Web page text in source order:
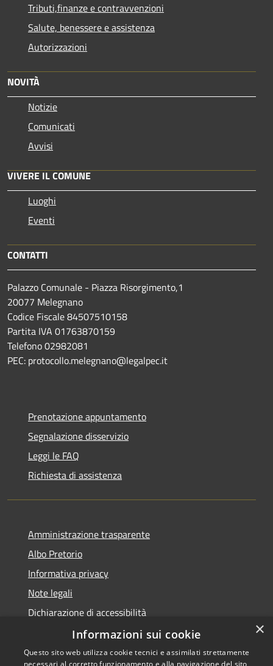
Tributi,finanze e contravvenzioni
Salute, benessere e assistenza
Autorizzazioni
NOVITÀ
Notizie
Comunicati
Avvisi
VIVERE IL COMUNE
Luoghi
Eventi
CONTATTI
Palazzo Comunale - Piazza Risorgimento,1
20077 Melegnano
Codice Fiscale 84507510158
Partita IVA 01763870159
Telefono 02982081
PEC: protocollo.melegnano@legalpec.it
Prenotazione appuntamento
Segnalazione disservizio
Leggi le FAQ
Richiesta di assistenza
Amministrazione trasparente
Albo Pretorio
Informativa privacy
Note legali
Dichiarazione di accessibilità
Attuazione PNRR
×
Informazioni sui cookie
Questo sito web utilizza cookie tecnici e assimilati strettamente
necessari al corretto funzionamento e alla navigazione del sito,